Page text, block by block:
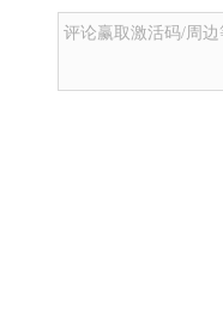
评论赢取激活码/周边